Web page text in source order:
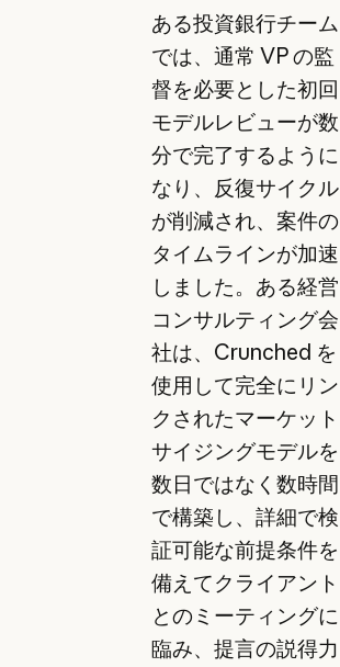
ある投資銀行チーム
では、通常 VP の監
督を必要とした初回
モデルレビューが数
分で完了するように
なり、反復サイクル
が削減され、案件の
タイムラインが加速
しました。ある経営
コンサルティング会
社は、Crunched を
使用して完全にリン
クされたマーケット
サイジングモデルを
数日ではなく数時間
で構築し、詳細で検
証可能な前提条件を
備えてクライアント
とのミーティングに
臨み、提言の説得力